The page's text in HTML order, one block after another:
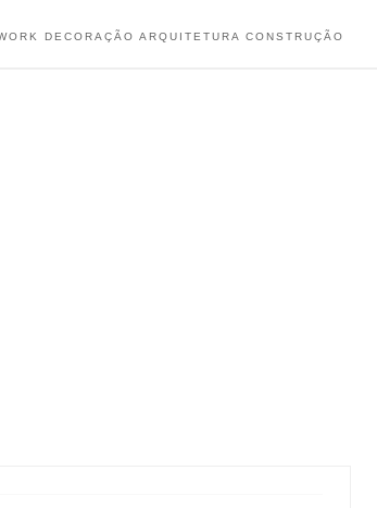
DECORAÇÃO ARQUITETURA CONSTRUÇÃO